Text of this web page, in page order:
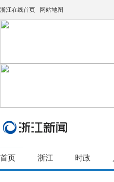
浙江在线首页 网站地图
首页 浙江 时政